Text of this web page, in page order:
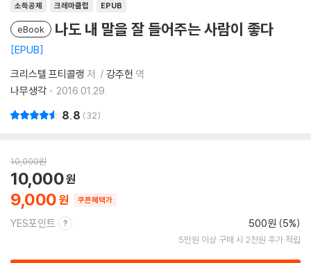
소득공제 크레마클럽 EPUB
eBook 나도 내 말을 잘 들어주는 사람이 좋다
EPUB
크리스텔 프티콜랭 저 강주헌 역
나무생각
2016.01.29.
8.8 32
10,000원
9,000
10,000
쿠폰혜택가
YES포인트 500원 (5%)
5만원 이상 구매 시 2천원 추가 적립